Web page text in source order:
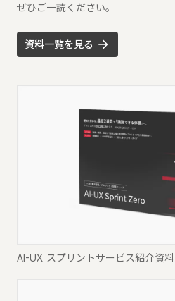
ぜひご一読ください。
資料一覧を見る
AI-UX スプリントサービス紹介資料